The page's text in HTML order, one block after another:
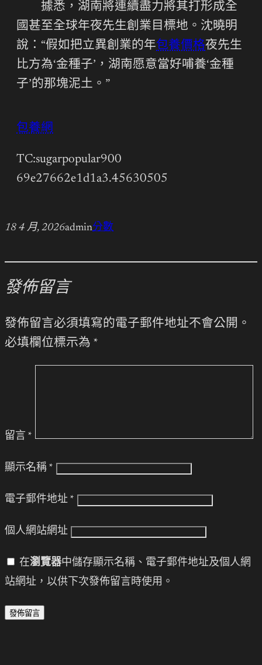
據悉，湖南將連續盡力將其打形成全
國甚至全球年夜先生創業目標地。沈曉明
說：“假如把立異創業的年包養價格夜先生
比方為‘金種子’，湖南愿意當好哺養‘金種
子’的那塊泥土。”
包養網
TC:sugarpopular900
69e27662e1d1a3.45630505
18 4 月, 2026admin分數
發佈留言
發佈留言必須填寫的電子郵件地址不會公開。
必填欄位標示為 *
留言 *
顯示名稱 *
電子郵件地址 *
個人網站網址
在瀏覽器中儲存顯示名稱、電子郵件地址及個人網
站網址，以供下次發佈留言時使用。